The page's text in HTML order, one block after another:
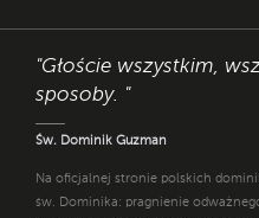
"Głoście wszystkim,
sposoby. "
Św. Dominik Guzman
Na oficjalnej stronie polskich
św. Dominika: pragnienie